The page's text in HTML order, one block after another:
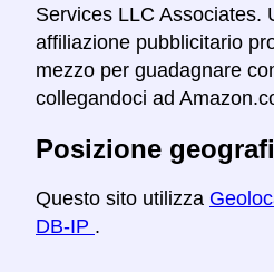
Services LLC Associates.
affiliazione pubblicitario
mezzo per guadagnare
collegandoci ad
Posizione
Questo sito utilizza
DB-IP .